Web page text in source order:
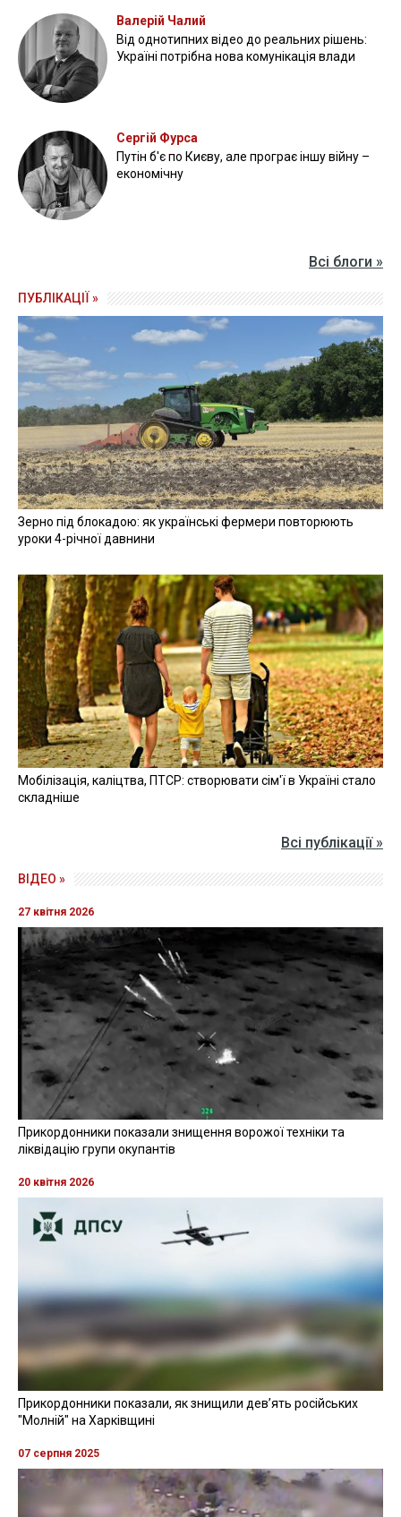
Валерій Чалий
Від однотипних відео до реальних рішень:
Україні потрібна нова комунікація влади
Сергій Фурса
Путін б'є по Києву, але програє іншу війну –
економічну
Всі блоги »
ПУБЛІКАЦІЇ »
Зерно під блокадою: як українські фермери повторюють
уроки 4-річної давнини
Мобілізація, каліцтва, ПТСР: створювати сім'ї в Україні стало
складніше
Всі публікації »
ВІДЕО »
27 квітня 2026
Прикордонники показали знищення ворожої техніки та
ліквідацію групи окупантів
20 квітня 2026
Прикордонники показали, як знищили девʼять російських
"Молній" на Харківщині
07 серпня 2025